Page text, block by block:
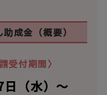
成金（概要）
受付期間〉
（水）〜